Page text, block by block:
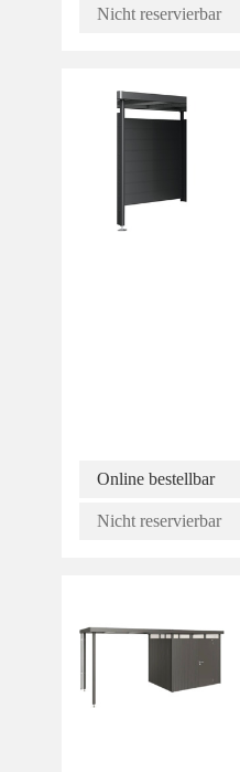
Nicht reservierbar
Online bestellbar
Nicht reservierbar